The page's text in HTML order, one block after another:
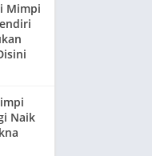
Mimpi
Naik